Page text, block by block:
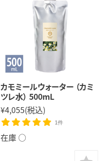
カモミールウォーター （カミ
ツレ水） 500mL
¥4,055(税込)
1件
在庫 ○